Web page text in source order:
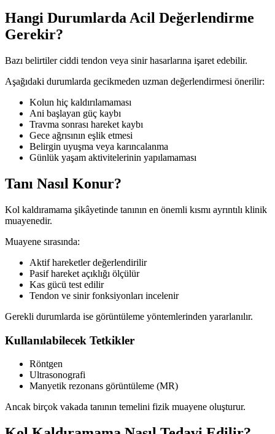
Hangi Durumlarda Acil Değerlendirme
Gerekir?
Bazı belirtiler ciddi tendon veya sinir hasarlarına işaret edebilir.
Aşağıdaki durumlarda gecikmeden uzman değerlendirmesi önerilir:
Kolun hiç kaldırılamaması
Ani başlayan güç kaybı
Travma sonrası hareket kaybı
Gece ağrısının eşlik etmesi
Belirgin uyuşma veya karıncalanma
Günlük yaşam aktivitelerinin yapılamaması
Tanı Nasıl Konur?
Kol kaldıramama şikâyetinde tanının en önemli kısmı ayrıntılı klinik
muayenedir.
Muayene sırasında:
Aktif hareketler değerlendirilir
Pasif hareket açıklığı ölçülür
Kas gücü test edilir
Tendon ve sinir fonksiyonları incelenir
Gerekli durumlarda ise görüntüleme yöntemlerinden yararlanılır.
Kullanılabilecek Tetkikler
Röntgen
Ultrasonografi
Manyetik rezonans görüntüleme (MR)
Ancak birçok vakada tanının temelini fizik muayene oluşturur.